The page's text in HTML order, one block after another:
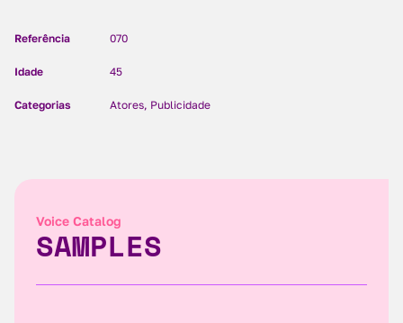
Referência 070
Idade 45
Categorias Atores, Publicidade
Voice Catalog
SAMPLES